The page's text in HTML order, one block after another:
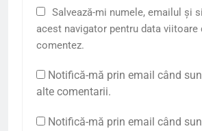
Salvează-mi numele, emailul și
acest navigator pentru data viitoare
comentez.
Notifică-mă prin email când
alte comentarii.
Notifică-mă prin email când